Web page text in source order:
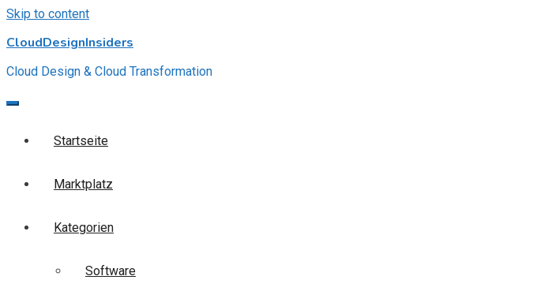
Skip to content
CloudDesignInsiders
Cloud Design & Cloud Transformation
Startseite
Marktplatz
Kategorien
Software